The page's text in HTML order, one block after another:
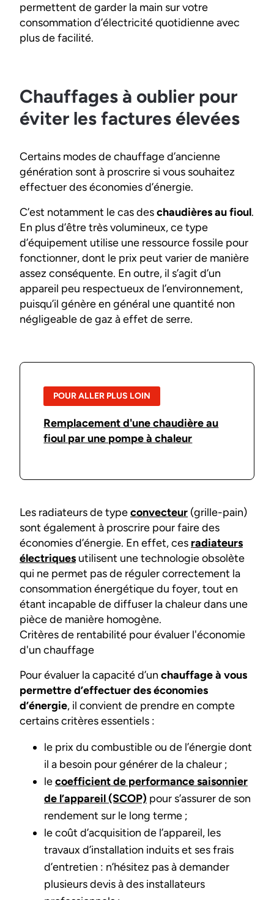
permettent de garder la main sur votre
consommation d’électricité quotidienne avec
plus de facilité.
Chauffages à oublier pour
éviter les factures élevées
Certains modes de chauffage d’ancienne
génération sont à proscrire si vous souhaitez
effectuer des économies d’énergie.
C’est notamment le cas deschaudières au fioul.
En plus d’être très volumineux, ce type
d’équipement utilise une ressource fossile pour
fonctionner, dont le prix peut varier de manière
assez conséquente. En outre, il s’agit d’un
appareil peu respectueux de l’environnement,
puisqu’il génère en général une quantité non
négligeable de gaz à effet de serre.
POUR ALLER PLUS LOIN
Remplacement d'une chaudière au
fioul par une pompe à chaleur
Les radiateurs de typeconvecteur (grille-pain)
sont également à proscrire pour faire des
économies d’énergie. En effet, ces radiateurs
électriques utilisent une technologie obsolète
qui ne permet pas de réguler correctement la
consommation énergétique du foyer, tout en
étant incapable de diffuser la chaleur dans une
pièce de manière homogène.
Critères de rentabilité pour évaluer l'économie
d'un chauffage
Pour évaluer la capacité d’un chauffage à vous
permettre d’effectuer des économies
d’énergie, il convient de prendre en compte
certains critères essentiels :
le prix du combustible ou de l’énergie dont
il a besoin pour générer de la chaleur ;
lecoefficient de performance saisonnier
de l’appareil (SCOP) pour s’assurer de son
rendement sur le long terme ;
le coût d’acquisition de l’appareil, les
travaux d’installation induits et ses frais
d’entretien : n’hésitez pas à demander
plusieurs devis à des installateurs